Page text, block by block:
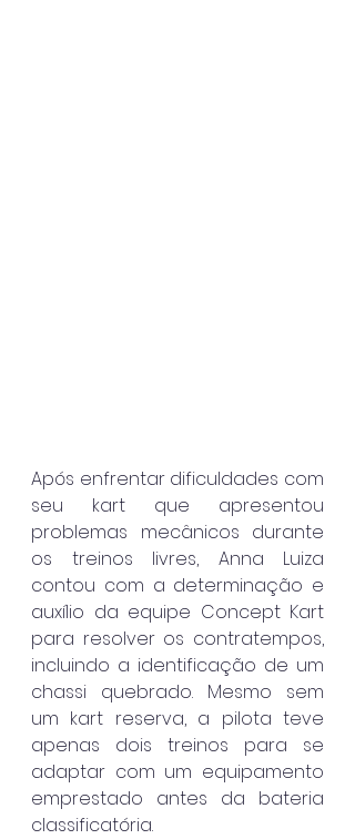
Após enfrentar dificuldades com
seu kart que apresentou
problemas mecânicos durante
os treinos livres, Anna Luiza
contou com a determinação e
auxílio da equipe Concept Kart
para resolver os contratempos,
incluindo a identificação de um
chassi quebrado. Mesmo sem
um kart reserva, a pilota teve
apenas dois treinos para se
adaptar com um equipamento
emprestado antes da bateria
classificatória.